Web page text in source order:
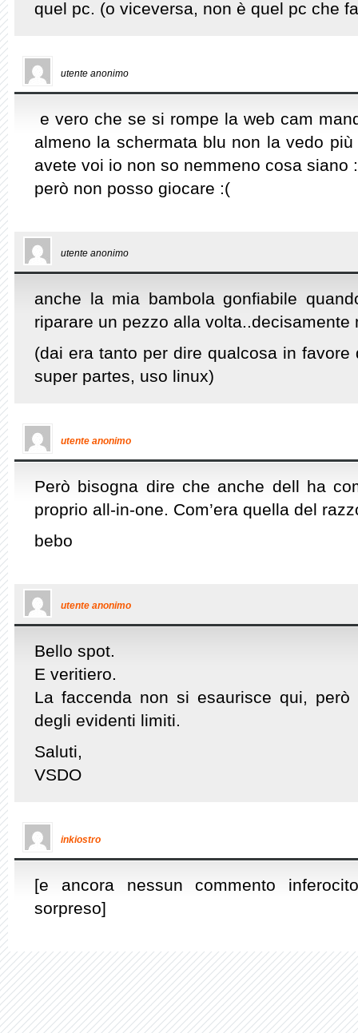
quel pc. (o viceversa, non è quel pc che
utente anonimo
e vero che se si rompe la web cam
almeno la schermata blu non la vedo
avete voi io non so nemmeno cosa siano
però non posso giocare :(
utente anonimo
anche la mia bambola gonfiabile
riparare un pezzo alla
(dai era tanto per dire qualcosa in
super partes, uso linux)
utente anonimo
Però bisogna dire che anche dell ha
proprio all-in-one. Com’era quella del
bebo
utente anonimo
Bello spot.
E veritiero.
La faccenda non si esaurisce qui,
degli evidenti limiti.
Saluti,
VSDO
inkiostro
[e ancora nessun commento
sorpreso]